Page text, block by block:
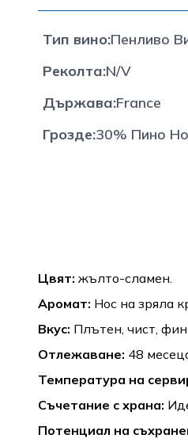
Тип вино:Пенливо
Реколта:N/V
Държава:France
Грозде:30% Пино
Цвят: жълто-сламен.
Аромат: Нос на зряла
Вкус: Плътен, чист,
Отлежаване: 48
Температура на
Съчетание с храна:
Потенциал на